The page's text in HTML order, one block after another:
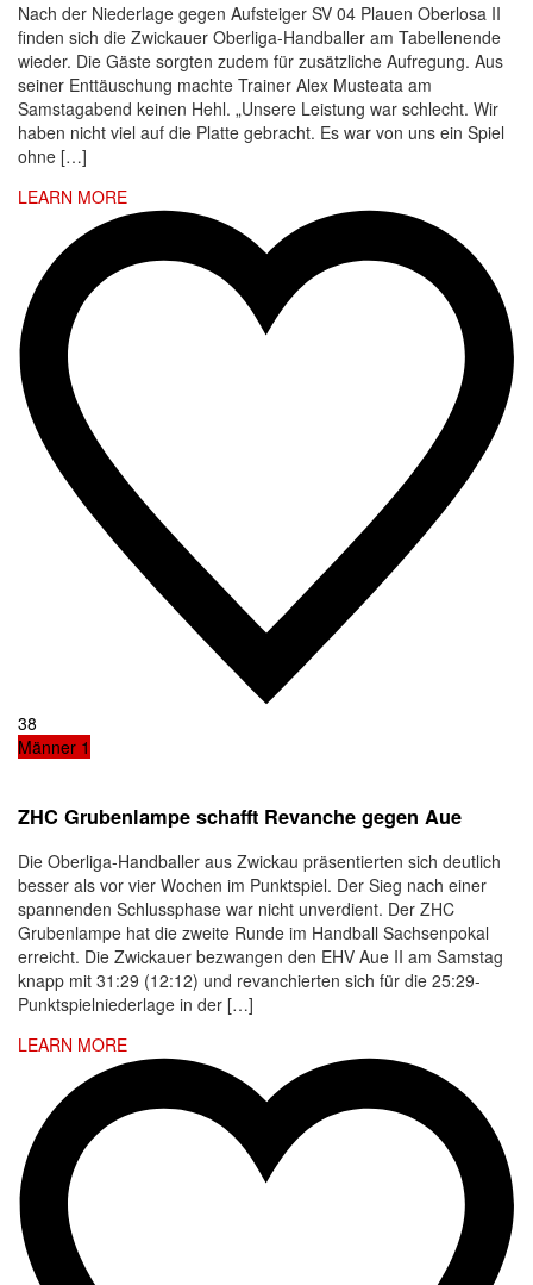
Nach der Niederlage gegen Aufsteiger SV 04 Plauen Oberlosa II
finden sich die Zwickauer Oberliga-Handballer am Tabellenende
wieder. Die Gäste sorgten zudem für zusätzliche Aufregung. Aus
seiner Enttäuschung machte Trainer Alex Musteata am
Samstagabend keinen Hehl. „Unsere Leistung war schlecht. Wir
haben nicht viel auf die Platte gebracht. Es war von uns ein Spiel
ohne […]
LEARN MORE
38
Männer 1
ZHC Grubenlampe schafft Revanche gegen Aue
Die Oberliga-Handballer aus Zwickau präsentierten sich deutlich
besser als vor vier Wochen im Punktspiel. Der Sieg nach einer
spannenden Schlussphase war nicht unverdient. Der ZHC
Grubenlampe hat die zweite Runde im Handball Sachsenpokal
erreicht. Die Zwickauer bezwangen den EHV Aue II am Samstag
knapp mit 31:29 (12:12) und revanchierten sich für die 25:29-
Punktspielniederlage in der […]
LEARN MORE